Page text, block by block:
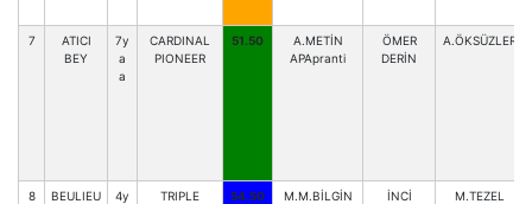
7
ATICI
BEY
7y
a
a
CARDINAL
PIONEER
51.50
A.METİN
APApranti
ÖMER
DERİN
A.ÖKSÜZLER
8 BEULIEU
4y
TRIPLE
54.50 M.M.BİLGİN
İNCİ
M.TEZEL